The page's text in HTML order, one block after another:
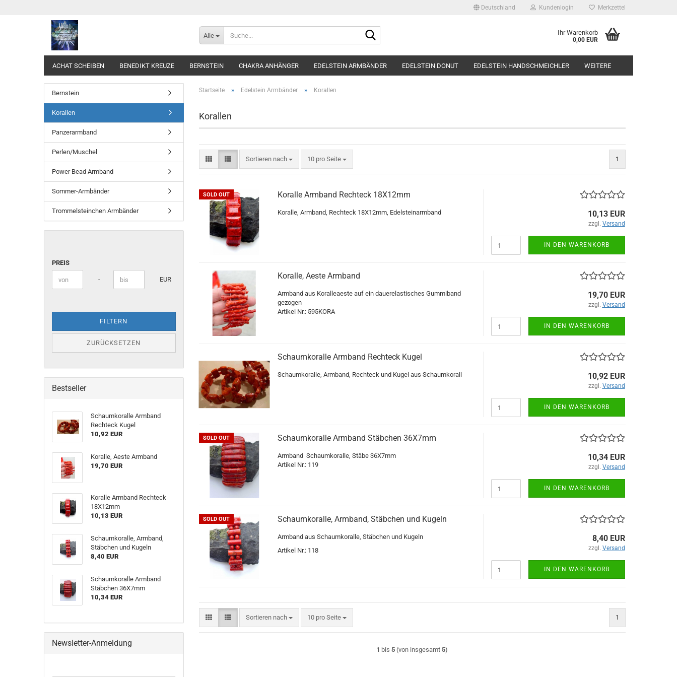
Deutschland Kundenlogin Merkzettel
Alle Ihr Warenkorb
0,00 EUR
ACHAT SCHEIBEN BENEDIKT KREUZE BERNSTEIN CHAKRA ANHÄNGER EDELSTEIN ARMBÄNDER EDELSTEIN DONUT EDELSTEIN HANDSCHMEICHLER WEITERE
Startseite » Edelstein Armbänder » Korallen
Korallen
Sortieren nach
Sortieren nach 10 pro Seite
pro Seite 1
SOLD OUT Koralle Armband Rechteck 18X12mm
Koralle, Armband, Rechteck 18X12mm, Edelsteinarmband 10,13 EUR
zzgl. Versand
IN DEN WARENKORB
Koralle, Aeste Armband
Armband aus Koralleaeste auf ein dauerelastisches Gummiband
gezogen
Artikel Nr.: 595KORA
19,70 EUR
zzgl. Versand
IN DEN WARENKORB
Schaumkoralle Armband Rechteck Kugel
Schaumkoralle, Armband, Rechteck und Kugel aus Schaumkorall 10,92 EUR
zzgl. Versand
IN DEN WARENKORB
SOLD OUT Schaumkoralle Armband Stäbchen 36X7mm
Armband Schaumkoralle, Stäbe 36X7mm
Artikel Nr.: 119
10,34 EUR
zzgl. Versand
IN DEN WARENKORB
SOLD OUT Schaumkoralle, Armband, Stäbchen und Kugeln
Armband aus Schaumkoralle, Stäbchen und Kugeln
Artikel Nr.: 118
8,40 EUR
zzgl. Versand
IN DEN WARENKORB
Sortieren nach
Sortieren nach 10 pro Seite
pro Seite 1
1 bis5 (von insgesamt5)
Bernstein
Korallen
Panzerarmband
Perlen/Muschel
Power Bead Armband
Sommer-Armbänder
Trommelsteinchen Armbänder
PREIS
Preis bis - EUR
FILTERN
ZURÜCKSETZEN
Bestseller
Schaumkoralle Armband
Rechteck Kugel
10,92 EUR
Koralle, Aeste Armband
19,70 EUR
Koralle Armband Rechteck
18X12mm
10,13 EUR
Schaumkoralle, Armband,
Stäbchen und Kugeln
8,40 EUR
Schaumkoralle Armband
Stäbchen 36X7mm
10,34 EUR
Newsletter-Anmeldung